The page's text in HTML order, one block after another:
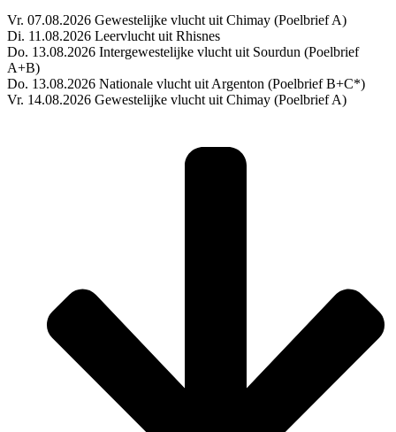
Vr. 07.08.2026 Gewestelijke vlucht uit Chimay (Poelbrief A)
Di. 11.08.2026 Leervlucht uit Rhisnes
Do. 13.08.2026 Intergewestelijke vlucht uit Sourdun (Poelbrief
A+B)
Do. 13.08.2026 Nationale vlucht uit Argenton (Poelbrief B+C*)
Vr. 14.08.2026 Gewestelijke vlucht uit Chimay (Poelbrief A)